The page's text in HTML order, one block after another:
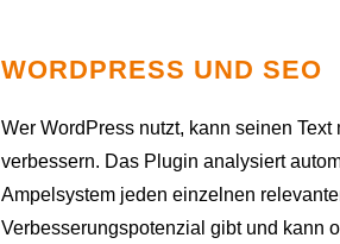
WORDPRESS UND SEO
Wer WordPress nutzt, kann seinen Text
verbessern. Das Plugin analysiert
Ampelsystem jeden einzelnen
Verbesserungspotenzial gibt und kann